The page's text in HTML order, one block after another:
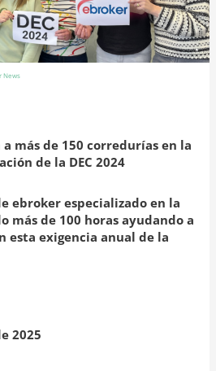
News
más de 150 corredurías en la
de la DEC 2024
ebroker especializado en la
más de 100 horas ayudando a
esta exigencia anual de la
2025